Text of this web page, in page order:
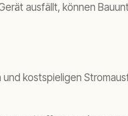
ausfällt, können
kostspieligen